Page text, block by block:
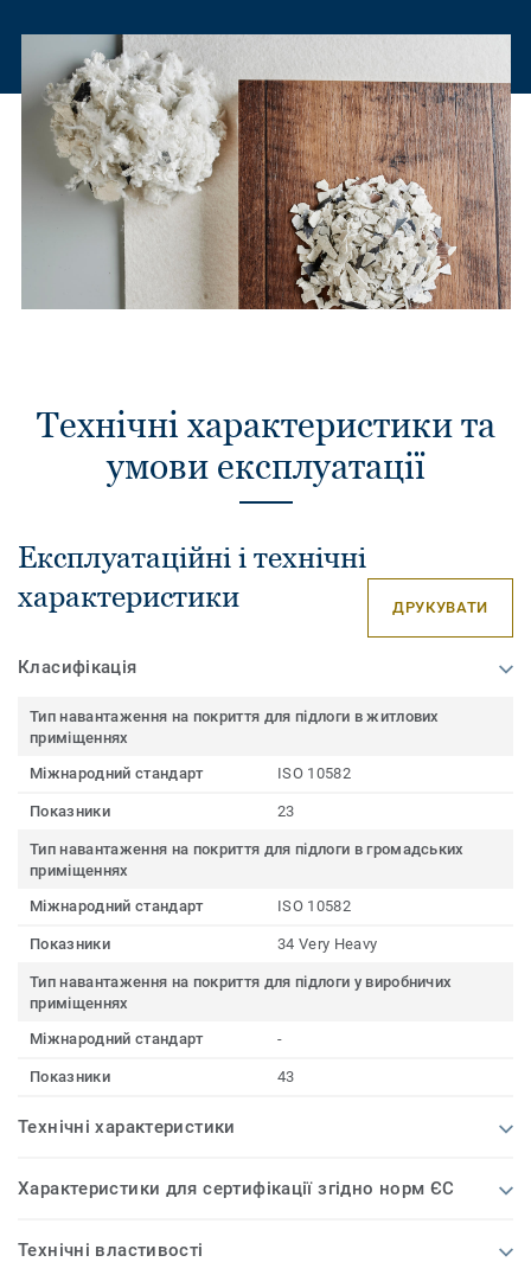
Технічні характеристики та
умови експлуатації
Експлуатаційні і технічні
характеристики
ДРУКУВАТИ
Класифікація
Тип навантаження на покриття для підлоги в житлових
приміщеннях
Міжнародний стандарт
ISO 10582
Показники 23
Тип навантаження на покриття для підлоги в громадських
приміщеннях
Міжнародний стандарт
ISO 10582
Показники 34 Very Heavy
Тип навантаження на покриття для підлоги у виробничих
приміщеннях
Міжнародний стандарт
-
Показники 43
Технічні характеристики
Характеристики для сертифікації згідно норм ЄС
Технічні властивості